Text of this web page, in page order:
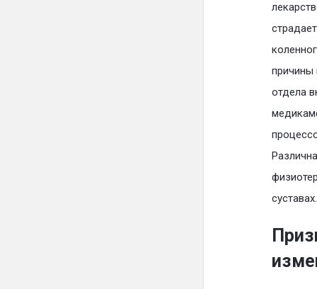
причины
отдела
суставах.